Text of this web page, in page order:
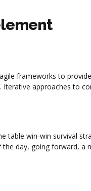
frameworks to
Iterative approaches to
table win-win survival
the day, going forward, a